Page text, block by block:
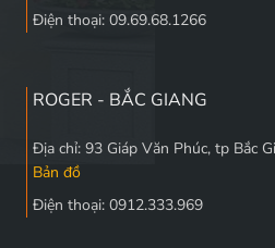
Điện thoại: 09.69.68.1266
ROGER - BẮC GIANG
Địa chỉ: 93 Giáp Văn Phúc, tp Bắc
Bản đồ
Điện thoại: 0912.333.969